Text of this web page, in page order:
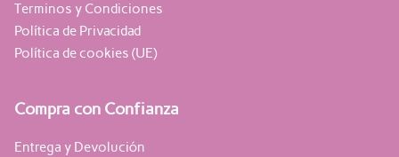
Terminos y Condiciones
Política de Privacidad
Política de cookies (UE)
Compra con Confianza
Entrega y Devolución